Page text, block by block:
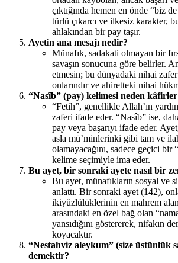
çıktığında hemen en önde “biz
türlü çıkarcı ve ilkesiz karakter,
ahlakından bir pay taşır.
Ayetin ana mesajı nedir?
Münafık, sadakati olmayan bir
savaşın sonucuna göre belirler.
etmesin; bu dünyadaki nihai
onlarındır ve ahiretteki nihai
“Nasîb” (pay) kelimesi neden
“Fetih”, genellikle Allah’ın
zaferi ifade eder. “Nasîb” ise,
pay veya başarıyı ifade eder.
asla mü’minlerinki gibi tam ve
olamayacağını, sadece geçici
kelime seçimiyle ima eder.
Bu ayet, bir sonraki ayete nasıl bir
Bu ayet, münafıkların sosyal ve
anlattı. Bir sonraki ayet (142),
ikiyüzlülüklerinin en mahrem
arasındaki en özel bağ olan
yansıdığını göstererek, nifakın
koyacaktır.
“Nestahviz aleykum” (size üstünlük
demektir?